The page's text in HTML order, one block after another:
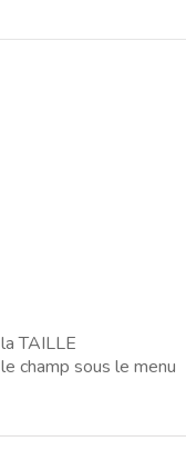
TAILLE
champ sous le menu